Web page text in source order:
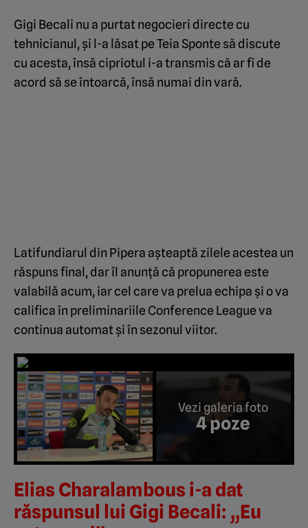
Gigi Becali nu a purtat negocieri directe cu
tehnicianul, și l-a lăsat pe Teia Sponte să discute
cu acesta, însă cipriotul i-a transmis că ar fi de
acord să se întoarcă, însă numai din vară.
Latifundiarul din Pipera așteaptă zilele acestea un
răspuns final, dar îl anunță că propunerea este
valabilă acum, iar cel care va prelua echipa și o va
califica în preliminariile Conference League va
continua automat și în sezonul viitor.
Vezi galeria foto
4 poze
Elias Charalambous i-a dat
răspunsul lui Gigi Becali: „Eu